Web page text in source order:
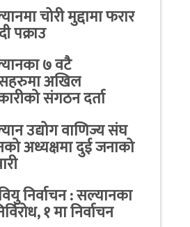
चोरी मुद्दामा फरार
पक्राउ
७ वटै
अखिल
संगठन दर्ता
उद्योग वाणिज्य संघ
अध्यक्षमा दुई जनाको
निर्वाचन : सल्यानका
१ मा निर्वाचन